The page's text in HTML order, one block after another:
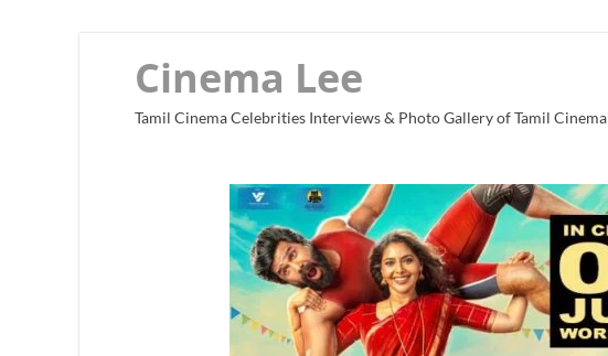
Cinema Lee
Tamil Cinema Celebrities Interviews & Photo Gallery of Tamil Cinema